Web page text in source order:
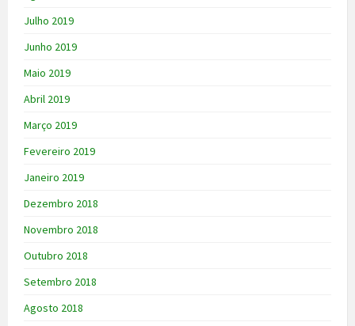
Julho 2019
Junho 2019
Maio 2019
Abril 2019
Março 2019
Fevereiro 2019
Janeiro 2019
Dezembro 2018
Novembro 2018
Outubro 2018
Setembro 2018
Agosto 2018